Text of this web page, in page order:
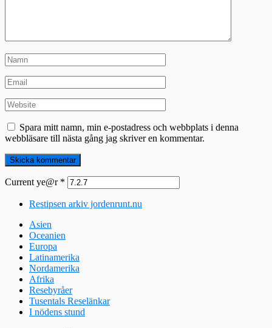
Spara mitt namn, min e-postadress och webbplats i denna
webbläsare till nästa gång jag skriver en kommentar.
Current ye@r *
Restipsen arkiv jordenrunt.nu
Asien
Oceanien
Europa
Latinamerika
Nordamerika
Afrika
Resebyråer
Tusentals Reselänkar
I nödens stund